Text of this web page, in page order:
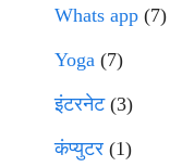
Whats app (7)
Yoga (7)
इंटरनेट(3)
कंप्युटर (1)